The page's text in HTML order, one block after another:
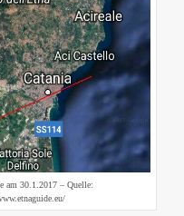
am 30.1.2017 – Quelle: